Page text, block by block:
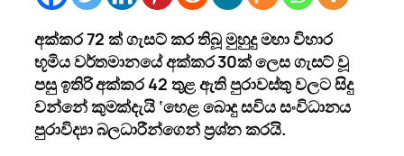
අක්කර 72 ක් ගැසට් කර තිබූ මුහුදු මහා විහාර
භූමිය වර්තමානයේ අක්කර 30ක් ලෙස ගැසට් වූ
පසු ඉතිරි අක්කර 42 තුළ ඇති පුරාවස්තු වලට සිදු
වන්නේ කුමක්දැයි ‘හෙළ බොදු සවිය සංවිධානය
පුරාවිද්‍යා බලධාරීන්ගෙන් ප්‍රශ්න කරයි.